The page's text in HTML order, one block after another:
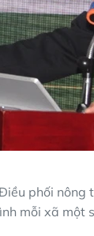
phối
mỗi xã một